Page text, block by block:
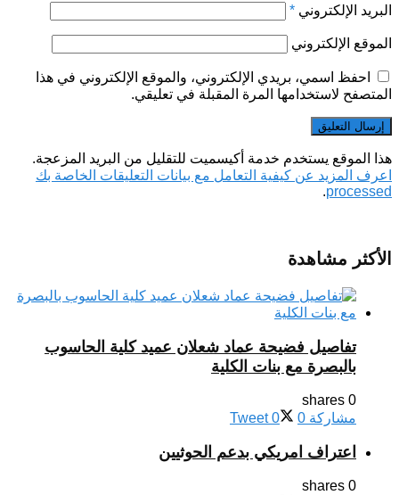
البريد الإلكتروني *
الموقع الإلكتروني
احفظ اسمي، بريدي الإلكتروني، والموقع الإلكتروني في هذا
المتصفح لاستخدامها المرة المقبلة في تعليقي.
هذا الموقع يستخدم خدمة أكيسميت للتقليل من البريد المزعجة.
اعرف المزيد عن كيفية التعامل مع بيانات التعليقات الخاصة بك
processed
.
الأكثر مشاهدة
تفاصيل فضيحة عماد شعلان عميد كلية الحاسوب
بالبصرة مع بنات الكلية
0 shares
مشاركة 0
Tweet 0
اعتراف امريكي بدعم الحوثيين
0 shares